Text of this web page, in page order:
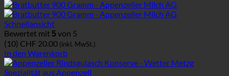
Schnellansicht
Bewertet mit 5 von 5
(10) CHF 20.00 (inkl. MwSt.)
In den Warenkorb